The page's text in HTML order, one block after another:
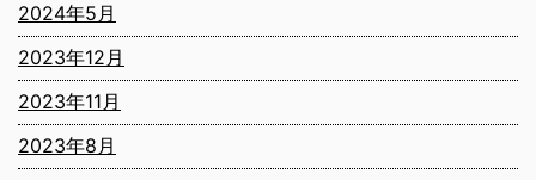
2024年5月
2023年12月
2023年11月
2023年8月